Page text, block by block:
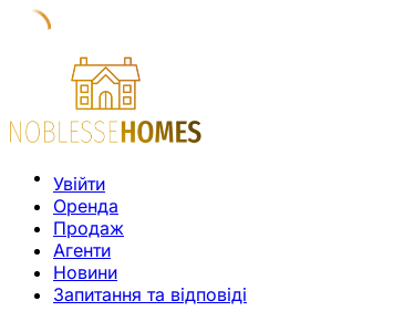
Увійти
Оренда
Продаж
Агенти
Новини
Запитання та відповіді